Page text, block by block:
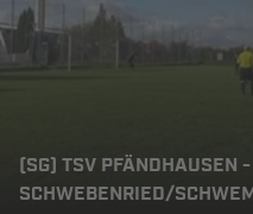
(SG) TSV PFÄNDHAUSEN
SCHWEBENRIED/